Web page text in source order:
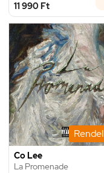
11 990 Ft
Co Lee
La Promenade